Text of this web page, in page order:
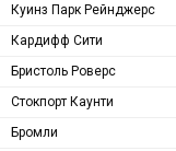
Куинз Парк Рейнджерс
Кардифф Сити
Бристоль Роверс
Стокпорт Каунти
Бромли